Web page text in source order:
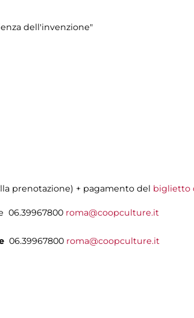
dell'invenzione"
prenotazione) + pagamento del biglietto
06.39967800 roma@coopculture.it
06.39967800 roma@coopculture.it